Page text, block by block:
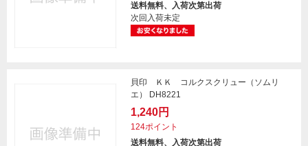
送料無料、入荷次第出荷
次回入荷未定
貝印 ＫＫ コルクスクリュー（ソムリ
エ） DH8221
1,240円
124ポイント
送料無料、入荷次第出荷